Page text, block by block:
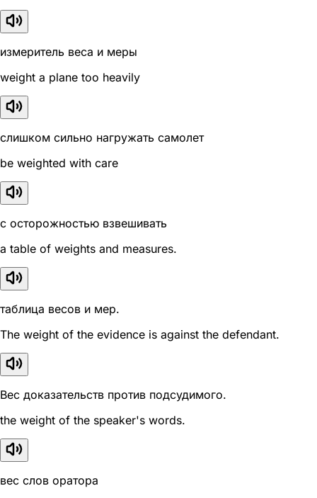
измеритель веса и меры
weight a plane too heavily
слишком сильно нагружать самолет
be weighted with care
с осторожностью взвешивать
a table of weights and measures.
таблица весов и мер.
The weight of the evidence is against the defendant.
Вес доказательств против подсудимого.
the weight of the speaker's words.
вес слов оратора